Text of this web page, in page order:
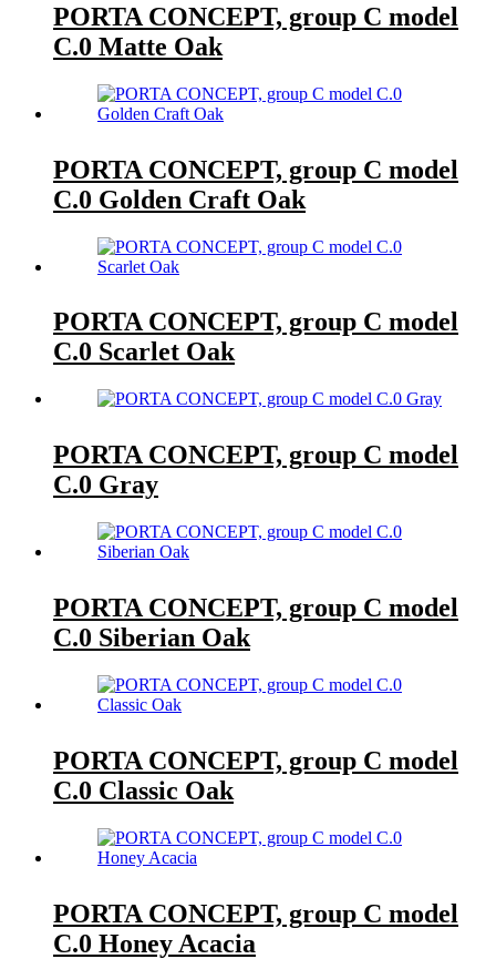
PORTA CONCEPT, group C model
C.0 Matte Oak
PORTA CONCEPT, group C model
C.0 Golden Craft Oak
PORTA CONCEPT, group C model
C.0 Scarlet Oak
PORTA CONCEPT, group C model
C.0 Gray
PORTA CONCEPT, group C model
C.0 Siberian Oak
PORTA CONCEPT, group C model
C.0 Classic Oak
PORTA CONCEPT, group C model
C.0 Honey Acacia